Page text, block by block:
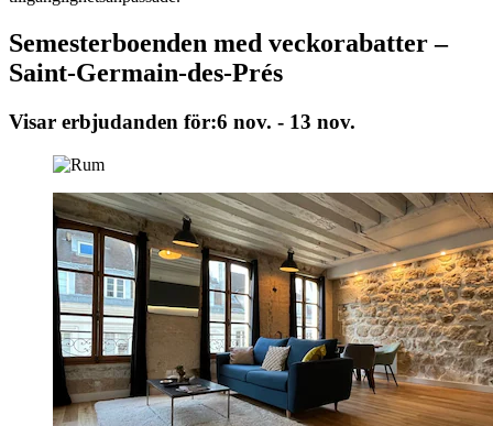
Semesterboenden med veckorabatter –
Saint-Germain-des-Prés
Visar erbjudanden för:6 nov. - 13 nov.